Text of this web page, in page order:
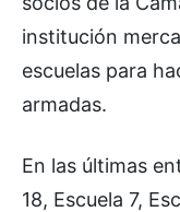
institución
escuelas para
armadas.
En las últimas
18, Escuela 7,